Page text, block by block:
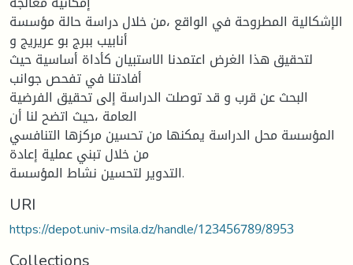
الإشكالية المطروحة في الواقع ،من خلال دراسة حالة مؤسسة
أنابيب ببرج بو عريريج و
لتحقيق هذا الغرض اعتمدنا الاستبيان كأداة أساسية حيث
أفادتنا في تفحص جوانب
البحث عن قرب و قد توصلت الدراسة إلى تحقيق الفرضية
العامة ،حيث اتضح لنا أن
المؤسسة محل الدراسة يمكنها من تحسين مركزها التنافسي
من خلال تبني عملية إعادة
التدوير لتحسين نشاط المؤسسة.
URI
https://depot.univ-msila.dz/handle/123456789/8953